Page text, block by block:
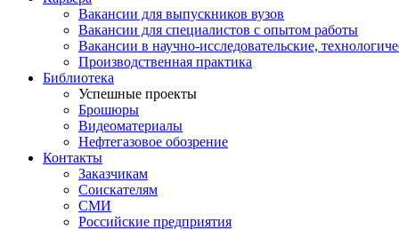
Вакансии для выпускников вузов
Вакансии для специалистов с опытом работы
Вакансии в научно-исследовательские,
Производственная практика
Библиотека
Успешные проекты
Брошюры
Видеоматериалы
Нефтегазовое обозрение
Контакты
Заказчикам
Соискателям
СМИ
Российские предприятия